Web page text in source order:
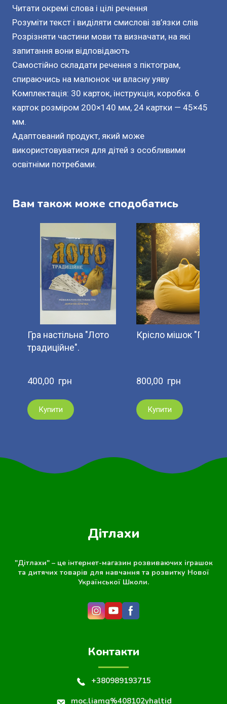
Читати окремі слова і цілі речення
Розуміти текст і виділяти смислові зв’язки слів
Розрізняти частини мови та визначати, на які
запитання вони відповідають
Самостійно складати речення з піктограм,
спираючись на малюнок чи власну уяву
Комплектація: 30 карток, інструкція, коробка. 6
карток розміром 200×140 мм, 24 картки — 45×45
мм.
Адаптований продукт, який може
використовуватися для дітей з особливими
освітніми потребами.
Вам також може сподобатись
Гра настільна "Лото
традиційне".
400,00  грн
Купити
Крісло мішок "Груша".
800,00  грн
Купити
Дітлахи
"Дітлахи" – це інтернет-магазин розвиваючих іграшок
та дитячих товарів для навчання та розвитку Нової
Української Школи.
Контакти
+380989193715
moc.liamg%408102yhaltid